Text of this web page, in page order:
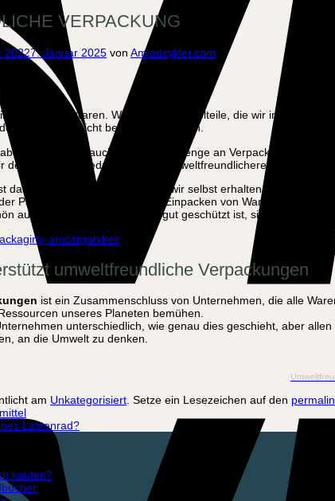
VERPACKUNG
20227. Januar 2025 von Amladcykler.com
eine Menge Waren. Wir erhalten Einzelteile, die wir in
Transports nicht beschädigt werden.
es bedeutet auch eine große Menge an Verpackung. Wir
den Verbrauch reduzieren und umweltfreundlichere
das Recycling. Alle Pappen, die wir selbst erhalten, recyceln
Pappe abnimmt, die wir zum Einpacken von Waren
aus, aber solange der Inhalt gut geschützt ist, sind wir
umweltfreundliche Verpackungen
ist ein Zusammenschluss von Unternehmen, die alle
unseres Planeten bemühen.
unterschiedlich, wie genau dies geschieht, aber
an die Umwelt zu denken.
am Unkategorisiert. Setze ein Lesezeichen auf den
Lastenrad?
kaufen?